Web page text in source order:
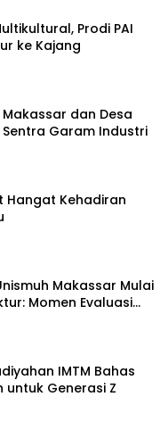
Prodi PAI
ke Kajang
dan Desa
Garam Industri
Hangat Kehadiran
Makassar Mulai
Momen Evaluasi
IMTM Bahas
untuk Generasi Z